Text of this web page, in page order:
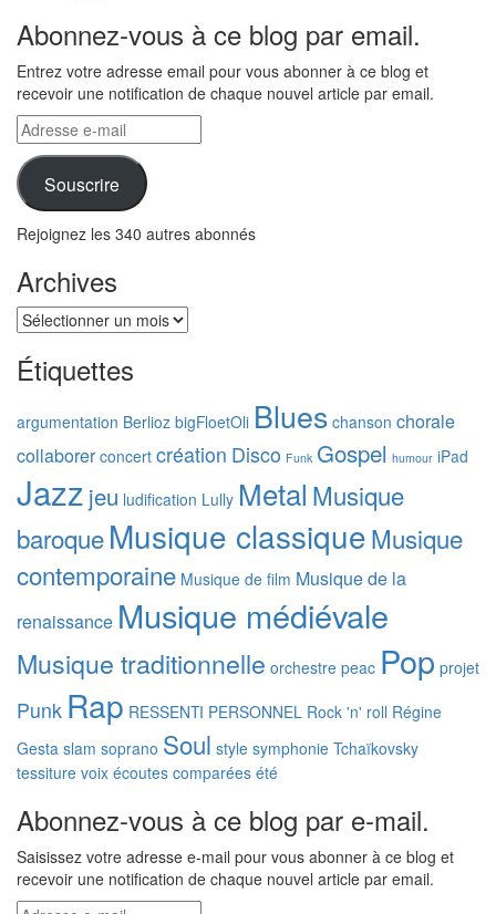
Abonnez-vous à ce blog par email.
Entrez votre adresse email pour vous abonner à ce blog et
recevoir une notification de chaque nouvel article par email.
Adresse
e-
mail
Souscrire
Rejoignez les 340 autres abonnés
Archives
Archives
Étiquettes
argumentation Berlioz bigFloetOli Blues chanson chorale
collaborer concert création Disco Funk Gospel humour iPad
Jazz jeu ludification Lully Metal Musique
baroqueMusique classiqueMusique
contemporaine Musique de film Musique de la
renaissance Musique médiévale
Musique traditionnelle orchestre peac Pop projet
Punk Rap RESSENTI PERSONNEL Rock 'n' roll Régine
Gesta slam soprano Soul style symphonie Tchaïkovsky
tessiture voix écoutes comparées été
Abonnez-vous à ce blog par e-mail.
Saisissez votre adresse e-mail pour vous abonner à ce blog et
recevoir une notification de chaque nouvel article par email.